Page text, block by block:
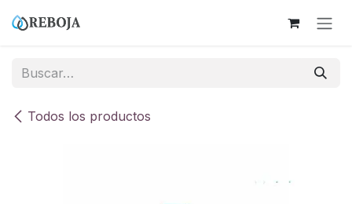
Todos los productos